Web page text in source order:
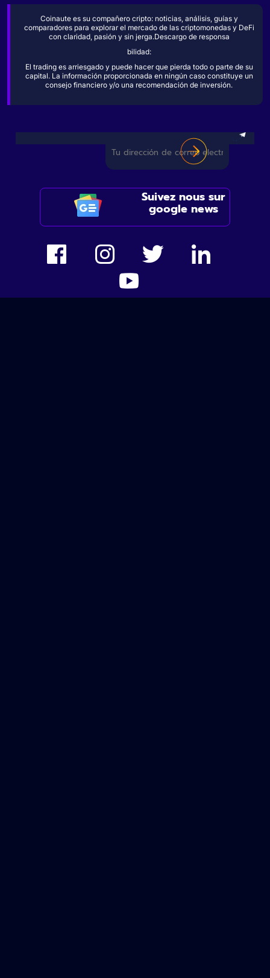
Coinaute es su compañero cripto: noticias, análisis, guías y
comparadores para explorar el mercado de las criptomonedas y DeFi
con claridad, pasión y sin jerga.Descargo de responsa
bilidad:
El trading es arriesgado y puede hacer que pierda todo o parte de su
capital. La información proporcionada en ningún caso constituye un
consejo financiero y/o una recomendación de inversión.
Suivez nous sur
google news